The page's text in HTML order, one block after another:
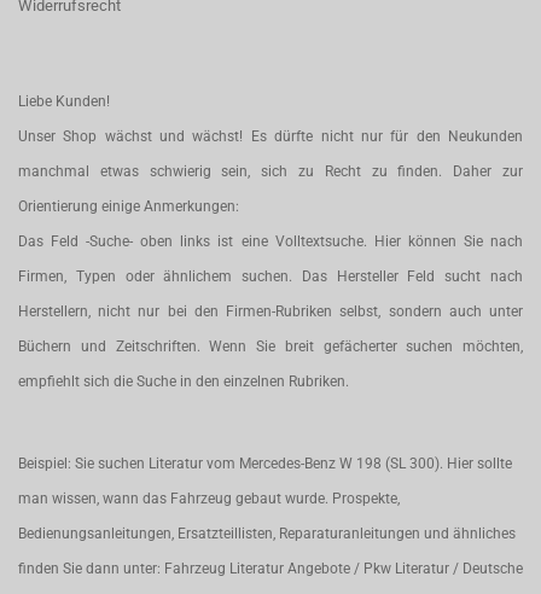
Widerrufsrecht
Liebe Kunden!
Unser Shop wächst und wächst! Es dürfte nicht nur für den Neukunden
manchmal etwas schwierig sein, sich zu Recht zu finden. Daher zur
Orientierung einige Anmerkungen:
Das Feld -Suche- oben links ist eine Volltextsuche. Hier können Sie nach
Firmen, Typen oder ähnlichem suchen. Das Hersteller Feld sucht nach
Herstellern, nicht nur bei den Firmen-Rubriken selbst, sondern auch unter
Büchern und Zeitschriften. Wenn Sie breit gefächerter suchen möchten,
empfiehlt sich die Suche in den einzelnen Rubriken.
Beispiel: Sie suchen Literatur vom Mercedes-Benz W 198 (SL 300). Hier sollte
man wissen, wann das Fahrzeug gebaut wurde. Prospekte,
Bedienungsanleitungen, Ersatzteillisten, Reparaturanleitungen und ähnliches
finden Sie dann unter: Fahrzeug Literatur Angebote / Pkw Literatur / Deutsche